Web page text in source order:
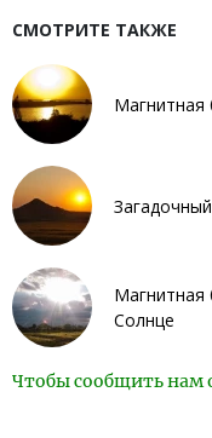
СМОТРИТЕ ТАКЖЕ
Магнитная
Магнитная
Солнце
Чтобы сообщить нам